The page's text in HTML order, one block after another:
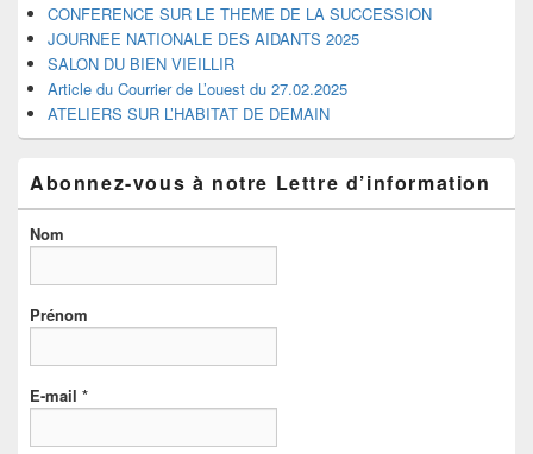
CONFERENCE SUR LE THEME DE LA SUCCESSION
JOURNEE NATIONALE DES AIDANTS 2025
SALON DU BIEN VIEILLIR
Article du Courrier de L’ouest du 27.02.2025
ATELIERS SUR L’HABITAT DE DEMAIN
Abonnez-vous à notre Lettre d’information
Nom
Prénom
E-mail *